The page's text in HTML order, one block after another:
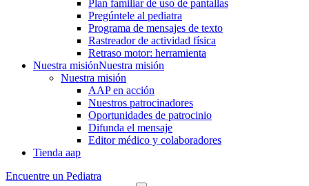
Plan familiar de uso de pantallas
Pregúntele al pediatra
Programa de mensajes de texto
Rastre​​ador de activida​d física
Retraso motor: herramienta
Nuestra misiónNuestra misión
Nuestra misión
AAP en acción
Nuestros patrocinadores
Oportunidades de patrocinio
Difunda el mensaje
Editor médico y colaboradores
Tienda aap
Encuentre un Pediatra